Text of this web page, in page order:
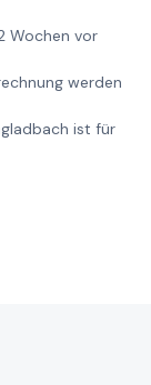
Wochen vor
werden
ist für